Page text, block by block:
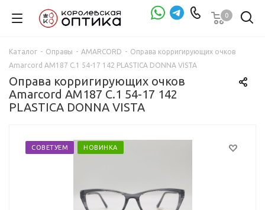
0
Каталог - Оправы - AMARCORD - Оправа корригирующих очков
Amarcord AM187 C.1 54-17 142 PLASTICA DONNA VISTA
Оправа корригирующих очков
Amarcord AM187 C.1 54-17 142
PLASTICA DONNA VISTA
СОВЕТУЕМ НОВИНКА